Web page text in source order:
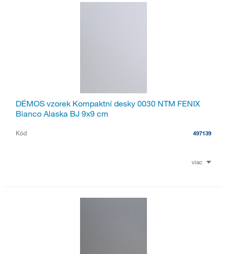
DÉMOS vzorek Kompaktní desky 0030 NTM FENIX
Bianco Alaska BJ 9x9 cm
Kód 497139
viac